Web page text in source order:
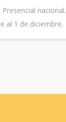
Presencial nacional.
al 1 de diciembre.